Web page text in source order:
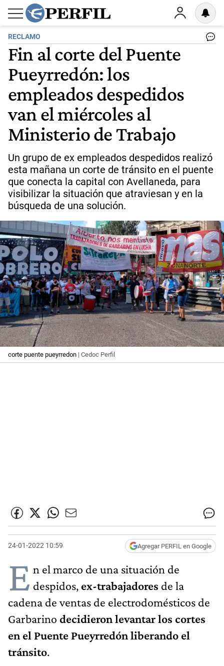
RECLAMO
Fin al corte del Puente
Pueyrredón: los
empleados despedidos
van el miércoles al
Ministerio de Trabajo
Un grupo de ex empleados despedidos realizó
esta mañana un corte de tránsito en el puente
que conecta la capital con Avellaneda, para
visibilizar la situación que atraviesan y en la
búsqueda de una solución.
corte puente pueyrredon | Cedoc Perfil
24-01-2022 10:59 Agregar PERFIL en Google
E n el marco de una situación de
despidos, ex-trabajadores de la
cadena de ventas de electrodomésticos de
Garbarino decidieron levantar los cortes
en el Puente Pueyrredón liberando el
tránsito.